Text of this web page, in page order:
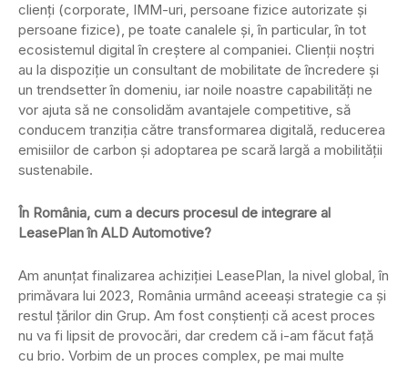
clienți (corporate, IMM-uri, persoane fizice autorizate și
persoane fizice), pe toate canalele și, în particular, în tot
ecosistemul digital în creștere al companiei. Clienții noștri
au la dispoziție un consultant de mobilitate de încredere și
un trendsetter în domeniu, iar noile noastre capabilități ne
vor ajuta să ne consolidăm avantajele competitive, să
conducem tranziția către transformarea digitală, reducerea
emisiilor de carbon și adoptarea pe scară largă a mobilității
sustenabile.
În România, cum a decurs procesul de integrare al
LeasePlan în ALD Automotive?
Am anunțat finalizarea achiziției LeasePlan, la nivel global, în
primăvara lui 2023, România urmând aceeași strategie ca și
restul țărilor din Grup. Am fost conștienți că acest proces
nu va fi lipsit de provocări, dar credem că i-am făcut față
cu brio. Vorbim de un proces complex, pe mai multe